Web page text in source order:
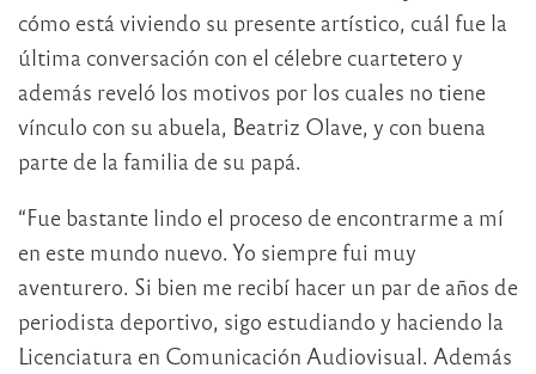
cómo está viviendo su presente artístico, cuál fue la
última conversación con el célebre cuartetero y
además reveló los motivos por los cuales no tiene
vínculo con su abuela, Beatriz Olave, y con buena
parte de la familia de su papá.
“Fue bastante lindo el proceso de encontrarme a mí
en este mundo nuevo. Yo siempre fui muy
aventurero. Si bien me recibí hacer un par de años de
periodista deportivo, sigo estudiando y haciendo la
Licenciatura en Comunicación Audiovisual. Además